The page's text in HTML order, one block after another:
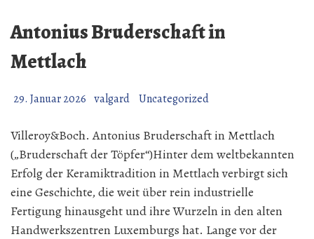
Antonius Bruderschaft in
Mettlach
29. Januar 2026 valgard Uncategorized
Villeroy&Boch. Antonius Bruderschaft in Mettlach
(„Bruderschaft der Töpfer“)Hinter dem weltbekannten
Erfolg der Keramiktradition in Mettlach verbirgt sich
eine Geschichte, die weit über rein industrielle
Fertigung hinausgeht und ihre Wurzeln in den alten
Handwerkszentren Luxemburgs hat. Lange vor der